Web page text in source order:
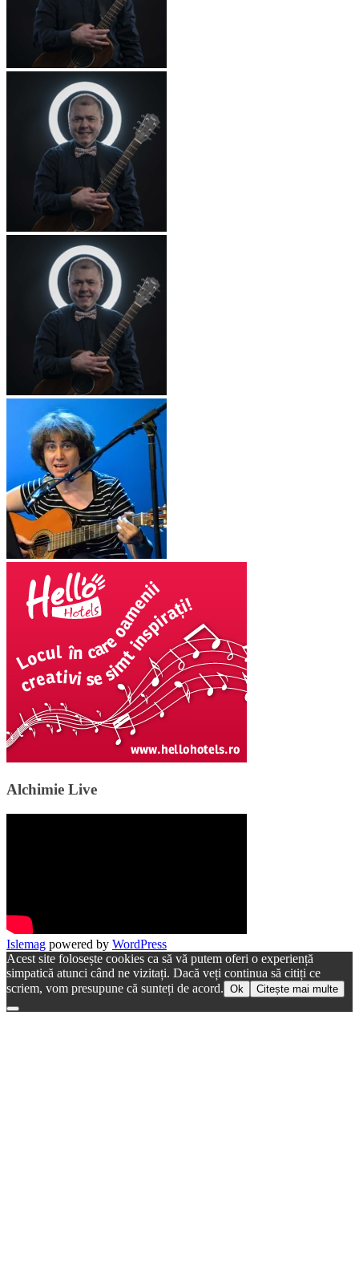
Alchimie Live
Islemag powered by WordPress
Acest site folosește cookies ca să vă putem oferi o experiență
simpatică atunci când ne vizitați. Dacă veți continua să citiți ce
scriem, vom presupune că sunteți de acord. Ok Citește mai multe